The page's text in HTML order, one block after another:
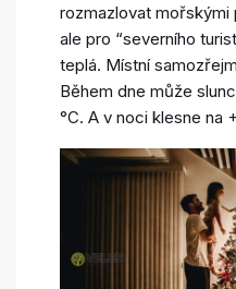
rozmazlovat mořskými
ale pro “severního
teplá. Místní
Během dne může
°C. A v noci klesne na